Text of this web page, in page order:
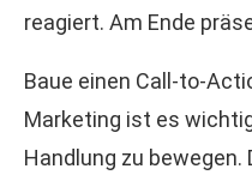
reagiert. Am Ende
Baue einen Call-to-
Marketing ist es
Handlung zu